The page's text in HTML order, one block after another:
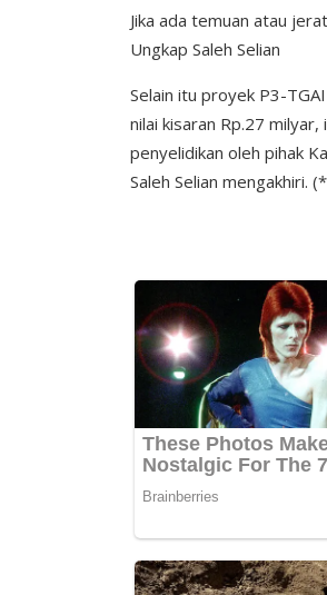
Jika ada temuan atau
Ungkap Saleh Selian
Selain itu proyek P3-
nilai kisaran Rp.27
penyelidikan oleh pihak
Saleh Selian mengakhiri.